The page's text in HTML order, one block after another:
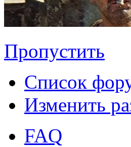
Пропустить
Список
Изменить
FAQ